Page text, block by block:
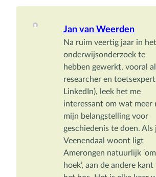
Jan van Weerden
Na ruim veertig jaar in het
onderwijsonderzoek te
hebben gewerkt, vooral
researcher en toetsexpert
LinkedIn), leek het me
interessant om wat meer
mijn belangstelling voor
geschiedenis te doen. Als
Veenendaal woont ligt
Amerongen natuurlijk
hoek’, aan de andere kant